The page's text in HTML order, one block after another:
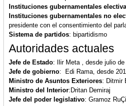
Instituciones gubernamentales
Instituciones gubernamentales no
presidente con el consentimiento del
Sistema de partidos: bipartidismo
Autoridades actuales
Jefe de Estado: Ilir Meta , desde julio de
Jefe de gobierno: Edi Rama, desde
Ministro de Asuntos Exteriores: Ditmir
Ministro del Interior:Dritan Demiraj
Jefe del poder legislativo: Gramoz